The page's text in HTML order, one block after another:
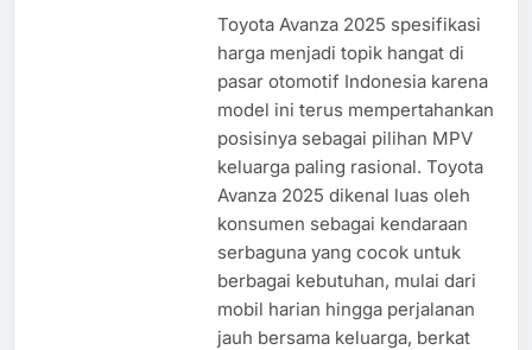
Toyota Avanza 2025 spesifikasi
harga menjadi topik hangat di
pasar otomotif Indonesia karena
model ini terus mempertahankan
posisinya sebagai pilihan MPV
keluarga paling rasional. Toyota
Avanza 2025 dikenal luas oleh
konsumen sebagai kendaraan
serbaguna yang cocok untuk
berbagai kebutuhan, mulai dari
mobil harian hingga perjalanan
jauh bersama keluarga, berkat